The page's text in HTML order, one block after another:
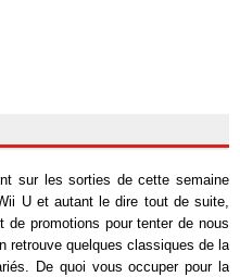
sur les sorties de cette semaine
U et autant le dire tout de suite,
de promotions pour tenter de nous
retrouve quelques classiques de la
De quoi vous occuper pour la